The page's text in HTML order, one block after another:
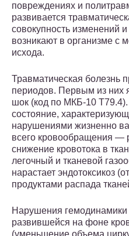
повреждениях и
развивается
совокупность изменений
возникают в организме с
исхода.
Травматическая болезнь
периодов. Первым из них
шок (код по МКБ-10
состояние,
нарушениями жизненно
всего кровообращения —
снижение кровотока в
легочный и тканевой
нарастает эндотоксикоз
продуктами распада
Нарушения гемодинамики
развившейся на фоне